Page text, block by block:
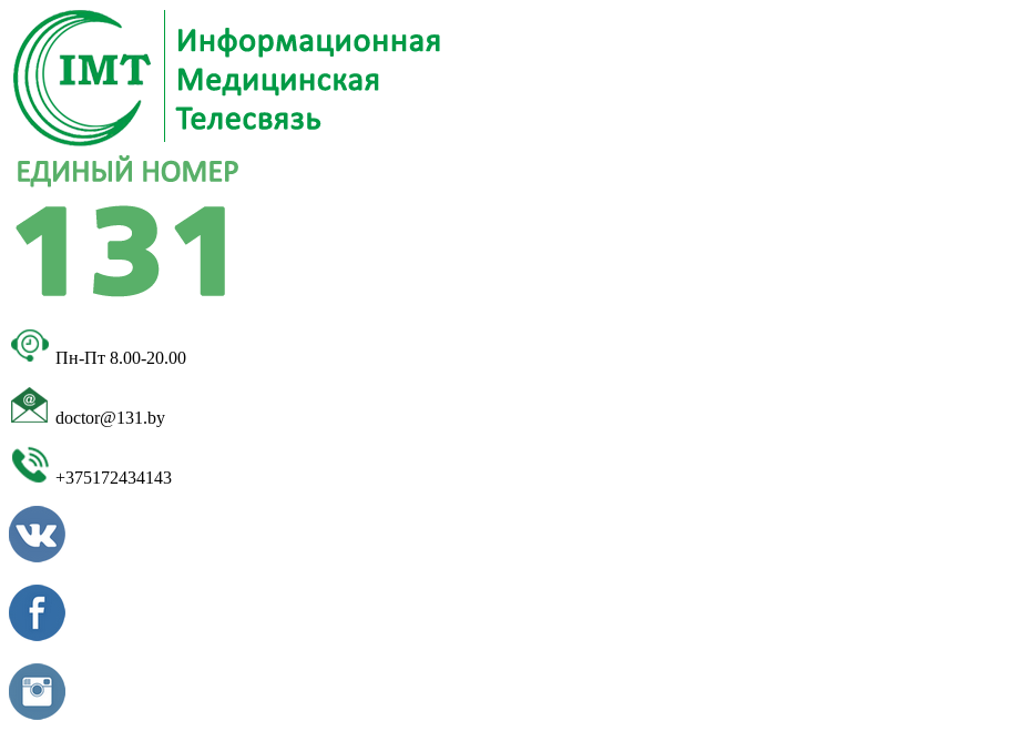
Пн-Пт 8.00-20.00
doctor@131.by
+375172434143